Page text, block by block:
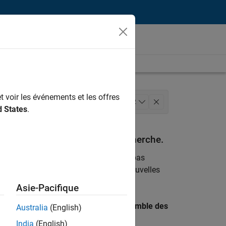
Ingénierie des versions 2
à vos critères de recherche.
. Si malgré tout vous ne trouvez pas
pour vous tenir au courant des nouvelles
par lieu pour trouver l’ensemble des
voir les événements et les offres
States.
Asie-Pacifique
Australia (English)
India (English)